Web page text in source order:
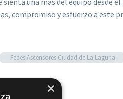
compromiso y esfuerzo a este
Fedes Ascensores Ciudad de La Laguna
×